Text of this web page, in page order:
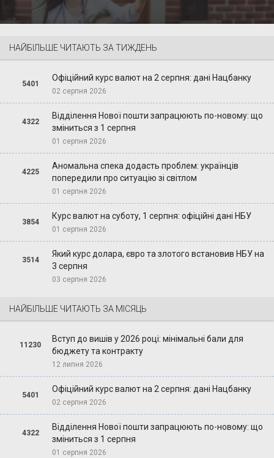
НАЙБІЛЬШЕ ЧИТАЮТЬ ЗА ТИЖДЕНЬ
5401
Офіційний курс валют на 2 серпня: дані Нацбанку
02 серпня 2026
4322
Відділення Нової пошти запрацюють по-новому: що
зміниться з 1 серпня
01 серпня 2026
4225
Аномальна спека додасть проблем: українців
попередили про ситуацію зі світлом
01 серпня 2026
3854
Курс валют на суботу, 1 серпня: офіційні дані НБУ
01 серпня 2026
3514
Який курс долара, євро та злотого встановив НБУ на
3 серпня
03 серпня 2026
НАЙБІЛЬШЕ ЧИТАЮТЬ ЗА МІСЯЦЬ
11230
Вступ до вишів у 2026 році: мінімальні бали для
бюджету та контракту
12 липня 2026
5401
Офіційний курс валют на 2 серпня: дані Нацбанку
02 серпня 2026
4322
Відділення Нової пошти запрацюють по-новому: що
зміниться з 1 серпня
01 серпня 2026